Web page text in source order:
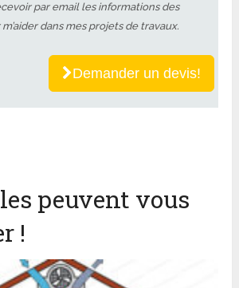
par email les informations des
dans mes projets de travaux.
Demander un devis!
peuvent vous
!